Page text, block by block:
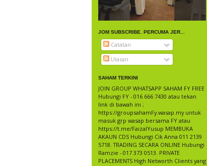
JOM SUBSCRIBE. PERCUMA JER...
Catatan
Ulasan
SAHAM TERKINI
JOIN GROUP WHATSAPP SAHAM FY FREE
Hubungi FY - 016 666 7430 atau tekan
link di bawah ini ;
https://groupsahamFy.wasap.my untuk
masuk grp wasap bersama FY atau
https://t.me/FaizalYusup MEMBUKA
AKAUN CDS Hubungi Cik Anna 011 2139
5718. TRADING SECARA ONLINE Hubungi
Ramzie - 017 373 0513. PRIVATE
PLACEMENTS High Networth Clients yang